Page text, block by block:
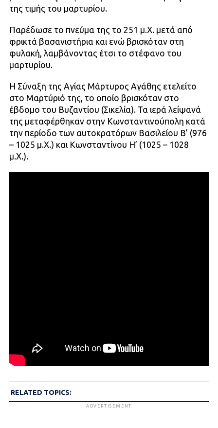
της τιμής του μαρτυρίου.
Παρέδωσε το πνεύμα της το 251 μ.Χ. μετά από
φρικτά βασανιστήρια και ενώ βρισκόταν στη
φυλακή, λαμβάνοντας έτσι το στέφανο του
μαρτυρίου.
Η Σύναξη της Αγίας Μάρτυρος Αγάθης ετελείτο
στο Μαρτύριό της, το οποίο βρισκόταν στο
έβδομο του Βυζαντίου (Σικελία). Τα ιερά λείψανά
της μεταφέρθηκαν στην Κωνσταντινούπολη κατά
την περίοδο των αυτοκρατόρων Βασιλείου Β’ (976
– 1025 μ.Χ.) και Κωνσταντίνου Η’ (1025 – 1028
μ.Χ.).
RELATED TOPICS:
ADVERTISEMENT